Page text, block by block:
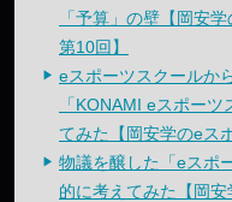
「予算」の壁【岡安
第10回】
eスポーツスクールか
「KONAMI eスポー
てみた【岡安学のeス
物議を醸した「eスポ
的に考えてみた【岡